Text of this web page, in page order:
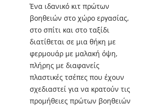
Ένα ιδανικό κιτ πρώτων
βοηθειών στο χώρο εργασίας,
στο σπίτι και στο ταξίδι
διατίθεται σε μια θήκη με
φερμουάρ με μαλακή όψη,
πλήρης με διαφανείς
πλαστικές τσέπες που έχουν
σχεδιαστεί για να κρατούν τις
προμήθειες πρώτων βοηθειών